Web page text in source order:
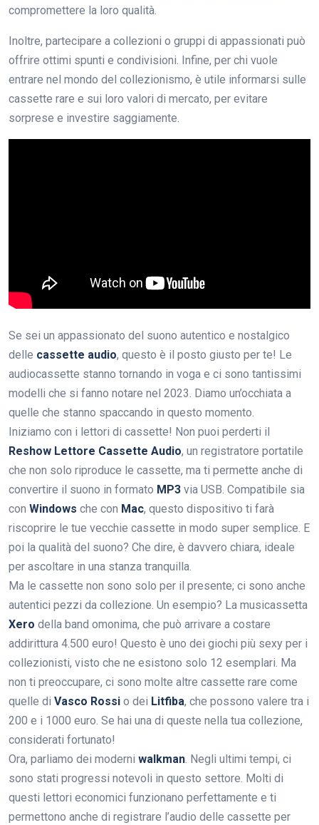
compromettere la loro qualità.
Inoltre, partecipare a collezioni o gruppi di appassionati può
offrire ottimi spunti e condivisioni. Infine, per chi vuole
entrare nel mondo del collezionismo, è utile informarsi sulle
cassette rare e sui loro valori di mercato, per evitare
sorprese e investire saggiamente.
Se sei un appassionato del suono autentico e nostalgico
delle cassette audio, questo è il posto giusto per te! Le
audiocassette stanno tornando in voga e ci sono tantissimi
modelli che si fanno notare nel 2023. Diamo un’occhiata a
quelle che stanno spaccando in questo momento.
Iniziamo con i lettori di cassette! Non puoi perderti il
Reshow Lettore Cassette Audio, un registratore portatile
che non solo riproduce le cassette, ma ti permette anche di
convertire il suono in formato MP3 via USB. Compatibile sia
con Windows che con Mac, questo dispositivo ti farà
riscoprire le tue vecchie cassette in modo super semplice. E
poi la qualità del suono? Che dire, è davvero chiara, ideale
per ascoltare in una stanza tranquilla.
Ma le cassette non sono solo per il presente; ci sono anche
autentici pezzi da collezione. Un esempio? La musicassetta
Xero della band omonima, che può arrivare a costare
addirittura 4.500 euro! Questo è uno dei giochi più sexy per i
collezionisti, visto che ne esistono solo 12 esemplari. Ma
non ti preoccupare, ci sono molte altre cassette rare come
quelle di Vasco Rossi o dei Litfiba, che possono valere tra i
200 e i 1000 euro. Se hai una di queste nella tua collezione,
considerati fortunato!
Ora, parliamo dei moderni walkman. Negli ultimi tempi, ci
sono stati progressi notevoli in questo settore. Molti di
questi lettori economici funzionano perfettamente e ti
permettono anche di registrare l’audio delle cassette per